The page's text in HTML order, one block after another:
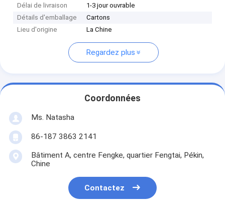
Délai de livraison
1-3 jour ouvrable
Détails d'emballage
Cartons
Lieu d'origine
La Chine
Regardez plus
Coordonnées
Ms. Natasha
86-187 3863 2141
Bâtiment A, centre Fengke, quartier Fengtai, Pékin,
Chine
Contactez